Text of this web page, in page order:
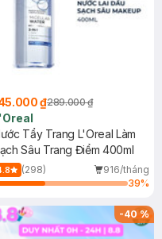
₫289.000 ₫
Tẩy Trang L'Oreal Làm
Sâu Trang Điểm 400ml
(298)
916/tháng
39%
-40%